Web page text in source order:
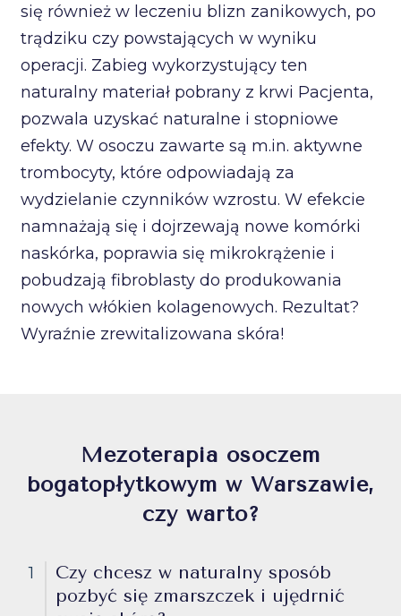
się również w leczeniu blizn zanikowych, po
trądziku czy powstających w wyniku
operacji. Zabieg wykorzystujący ten
naturalny materiał pobrany z krwi Pacjenta,
pozwala uzyskać naturalne i stopniowe
efekty. W osoczu zawarte są m.in. aktywne
trombocyty, które odpowiadają za
wydzielanie czynników wzrostu. W efekcie
namnażają się i dojrzewają nowe komórki
naskórka, poprawia się mikrokrążenie i
pobudzają fibroblasty do produkowania
nowych włókien kolagenowych. Rezultat?
Wyraźnie zrewitalizowana skóra!
Mezoterapia osoczem
bogatopłytkowym w Warszawie,
czy warto?
1
Czy chcesz w naturalny sposób
pozbyć się zmarszczek i ujędrnić